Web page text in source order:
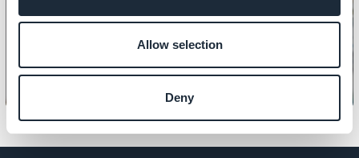
Allow selection
Deny
So zeigen Sie eine Fotogalerie an